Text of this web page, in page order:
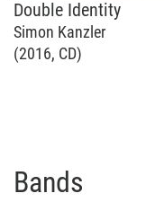
Double Identity
Simon Kanzler
(2016, CD)
Bands